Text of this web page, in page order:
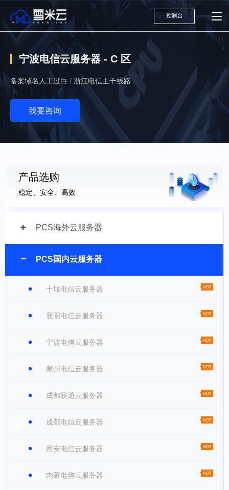
控制台
宁波电信云服务器 - C 区
备案域名人工过白 / 浙江电信主干线路
我要咨询
产品选购
稳定、安全、高效
PCS海外云服务器
PCS国内云服务器
十堰电信云服务器
襄阳电信云服务器
宁波电信云服务器
泉州电信云服务器
成都联通云服务器
成都电信云服务器
西安电信云服务器
内蒙电信云服务器